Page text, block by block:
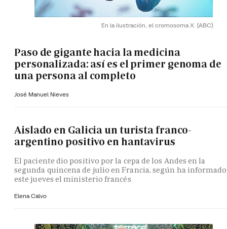
En la ilustración, el cromosoma X. (ABC)
Paso de gigante hacia la medicina
personalizada: así es el primer genoma de
una persona al completo
José Manuel Nieves
Aislado en Galicia un turista franco-
argentino positivo en hantavirus
El paciente dio positivo por la cepa de los Andes en la
segunda quincena de julio en Francia, según ha informado
este jueves el ministerio francés
Elena Calvo